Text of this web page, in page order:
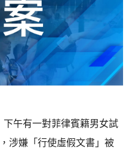
午有一對菲律賓籍男女試
涉嫌「行使虛假文書」被